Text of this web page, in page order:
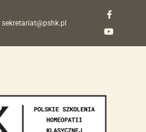
sekretariat@pshk.pl